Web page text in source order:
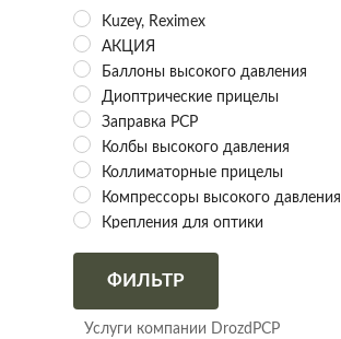
Kuzey, Reximex
АКЦИЯ
Баллоны высокого давления
Диоптрические прицелы
Заправка PCP
Колбы высокого давления
Коллиматорные прицелы
Компрессоры высокого давления
Крепления для оптики
Ложи для Биатлона
Насосы высокого давления
ФИЛЬТР
Услуги компании DrozdPCP